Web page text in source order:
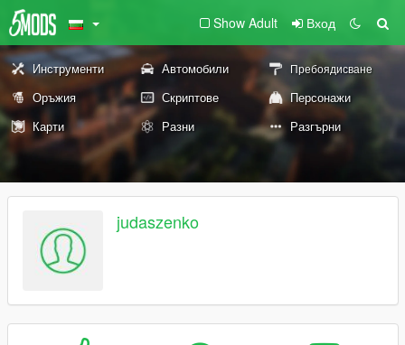
Show Adult Вход
Инструменти Автомобили Пребоядисване
Оръжия Скриптове
Персонажи
Карти
Разни Разгърни
judaszenko